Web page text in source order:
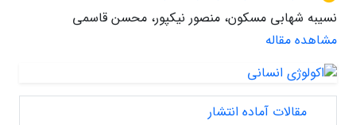
نسیبه شهابی مسکون، منصور نیکپور، محسن قاسمی
مشاهده مقاله
مقالات آماده انتشار